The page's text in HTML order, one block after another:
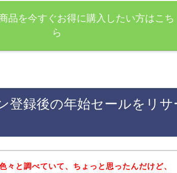
品を今すぐお得に購入したい方はこち
ら
登録後の年始セールをリサ
々と調べていて、ちょっと思ったんだけど、